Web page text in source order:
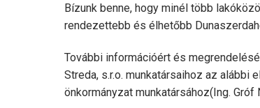
Bízunk benne, hogy minél több
rendezettebb és élhetőbb
További információért és
Streda, s.r.o. munkatársaihoz az alábbi
önkormányzat munkatársához(Ing.